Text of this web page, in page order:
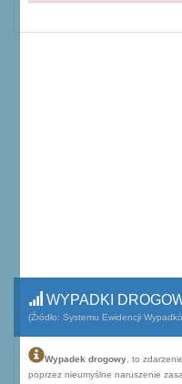
WYPADKI
(Źródło: Systemu Ewidencji
Wypadek drogowy , to
poprzez nieumyślne naruszenie